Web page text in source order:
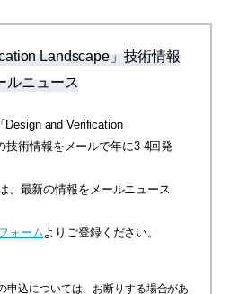
Landscape」技術情報
ルニュース
Design and Verification
技術情報をメールで年に3-4回発
、最新の情報をメールニュース
ォームよりご登録ください。
申込については、お断りする場合があ